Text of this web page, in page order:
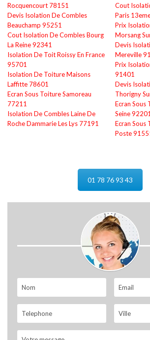
Rocquencourt 78151
Devis Isolation De Combles
Beauchamp 95251
Cout Isolation De Combles Bourg
La Reine 92341
Isolation De Toit Roissy En France
95701
Isolation De Toiture Maisons
Laffitte 78601
Ecran Sous Toiture Samoreau
77211
Isolation De Combles Laine De
Roche Dammarie Les Lys 77191
Cout
Paris
Prix
Morsang
Devis
Mereville
Prix
91401
Devis
Thorigny
Ecran Sous
Seine 92201
Ecran Sous
Poste
01 78 76 93 43